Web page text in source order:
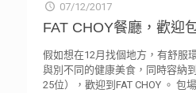
07/12/2017
FAT CHOY餐廳，歡迎
假如想在12月找個地方，有舒服
與別不同的健康美食，同時容納
25位），歡迎到FAT CHOY 。 包